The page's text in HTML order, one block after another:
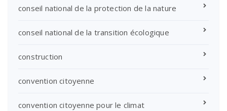
conseil national de la protection de la nature
conseil national de la transition écologique
construction
convention citoyenne
convention citoyenne pour le climat